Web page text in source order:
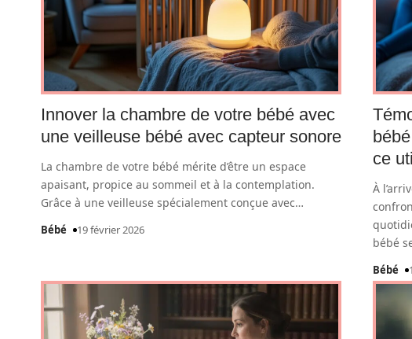
Innover la chambre de votre bébé avec
une veilleuse bébé avec capteur sonore
La chambre de votre bébé mérite d’être un espace
apaisant, propice au sommeil et à la contemplation.
Grâce à une veilleuse spécialement conçue avec…
Bébé 19 février 2026
ce
À
bébé
Bébé